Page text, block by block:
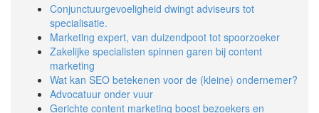
Conjunctuurgevoeligheid dwingt adviseurs tot
specialisatie.
Marketing expert, van duizendpoot tot spoorzoeker
Zakelijke specialisten spinnen garen bij content
marketing
Wat kan SEO betekenen voor de (kleine) ondernemer?
Advocatuur onder vuur
Gerichte content marketing boost bezoekers en